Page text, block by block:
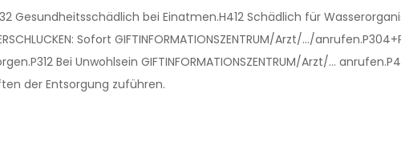
Gesundheitsschädlich bei Einatmen.H412 Schädlich für
Sofort GIFTINFORMATIONSZENTRUM/Arzt/…/
Bei Unwohlsein GIFTINFORMATIONSZENTRUM/Arzt/…
der Entsorgung zuführen.